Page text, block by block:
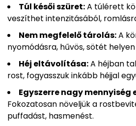
Túl késői szüret:A túlérett
veszíthet intenzitásából,
Nem megfelelő tárolás:A
nyomódásra, hűvös, sötét
Héj eltávolítása:A héjban
rost, fogyasszuk inkább héjjal
Egyszerre nagy
Fokozatosan növeljük a
puffadást, hasmenést.